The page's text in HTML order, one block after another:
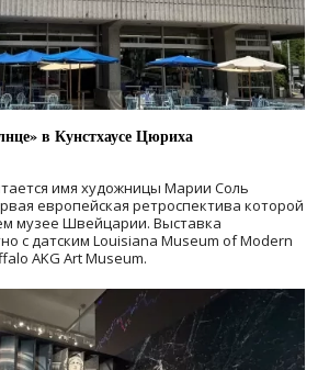
в Кунстхаусе Цюриха
имя художницы Марии Соль
европейская ретроспектива которой
музее Швейцарии. Выставка
с датским Louisiana Museum of Modern
AKG Art Museum.